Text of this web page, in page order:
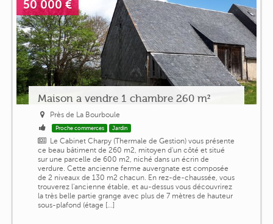
50 000 €
Maison a vendre 1 chambre 260 m²
Près de La Bourboule
Proche commerces Jardin
Le Cabinet Charpy (Thermale de Gestion) vous présente
ce beau bâtiment de 260 m2, mitoyen d'un côté et situé
sur une parcelle de 600 m2, niché dans un écrin de
verdure. Cette ancienne ferme auvergnate est composée
de 2 niveaux de 130 m2 chacun. En rez-de-chaussée, vous
trouverez l'ancienne étable, et au-dessus vous découvrirez
la très belle partie grange avec plus de 7 mètres de hauteur
sous-plafond (étage [...]